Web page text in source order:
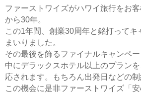
ファーストワイズがハワイ旅行をお
から30年。
この1年間、創業30周年と銘打ってキ
まいりました。
その最後を飾るファイナルキャンペ
中にデラックスホテル以上のプラン
応されます。もちろん出発日などの制
この機会に是非ファーストワイズ「